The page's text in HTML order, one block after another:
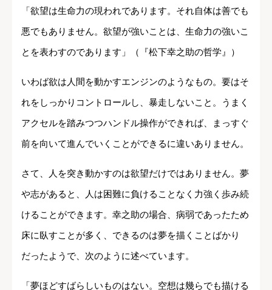
「欲望は生命力の現われであります。それ自体は善でも
悪でもありません。欲望が強いことは、生命力の強いこ
とを表わすのであります」（『松下幸之助の哲学』）
いわば欲は人間を動かすエンジンのようなもの。要はそ
れをしっかりコントロールし、暴走しないこと。うまく
アクセルを踏みつつハンドル操作ができれば、まっすぐ
前を向いて進んでいくことができるに違いありません。
さて、人を突き動かすのは欲望だけではありません。夢
や志があると、人は困難に負けることなく力強く歩み続
けることができます。幸之助の場合、病弱であったため
床に臥すことが多く、できるのは夢を描くことばかり
だったようで、次のように述べています。
「夢ほどすばらしいものはない。空想は幾らでも描ける